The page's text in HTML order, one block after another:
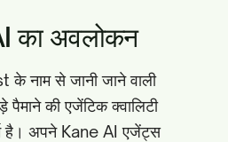
का अवलोकन
नाम से जानी जाने वाली
की एजेंटिक क्वालिटी
है। अपने Kane AI एजेंट्स